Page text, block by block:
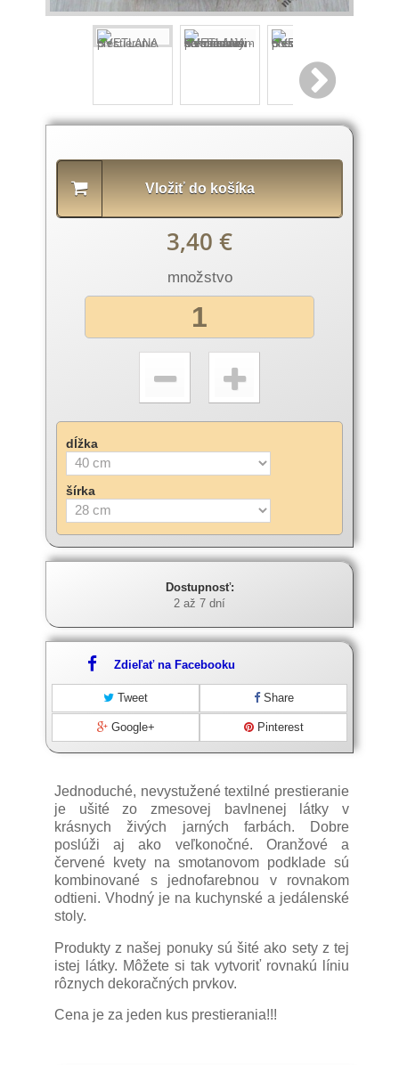
Vložiť do košíka
3,40 €
množstvo
dĺžka
šírka
Dostupnosť:
2 až 7 dní
Zdieľať na Facebooku
Tweet Share
Google+ Pinterest
produktu
Jednoduché, nevystužené textilné prestieranie
je ušité zo zmesovej bavlnenej látky v
krásnych živých jarných farbách. Dobre
poslúži aj ako veľkonočné. Oranžové a
červené kvety na smotanovom podklade sú
kombinované s jednofarebnou v rovnakom
odtieni. Vhodný je na kuchynské a jedálenské
stoly.
Produkty z našej ponuky sú šité ako sety z tej
istej látky. Môžete si tak vytvoriť rovnakú líniu
rôznych dekoračných prvkov.
Cena je za jeden kus prestierania!!!